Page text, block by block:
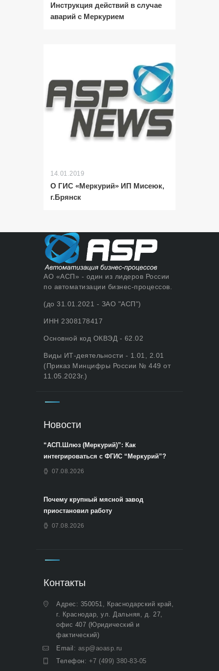
Инструкция действий в случае
аварий с Меркурием
14.01.2019
О ГИС «Меркурий» ИП Мисеюк,
г.Брянск
АО «АСП» - один из лидеров России
по автоматизации бизнес-процессов.
(до 31.01.2021 - ЗАО "АСП")
ИНН 2308178417
Основной код ОКВЭД - 62.02
Виды ИТ-деятельности - 1.01, 2.01
(Приказ Минцифры России № 449 от
11.05.2023г.)
Новости
“АСП.Шлюз (Меркурий)”: Как
интегрироваться с ФГИС “Меркурий”?
07.08.2026
Почему крупный мясной завод
приостановил работу
07.08.2026
Контакты
Адрес: 350051, Краснодарский край,
г. Краснодар, ул. Дальняя, д. 27,
офис 407 (Юридический и
фактический)
Email: asp@aoasp.ru
Телефон: +7 (499) 380-83-05